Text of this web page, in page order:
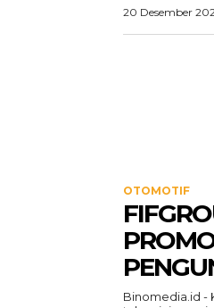
20 Desember
OTOMOTIF
Binomedia.id -